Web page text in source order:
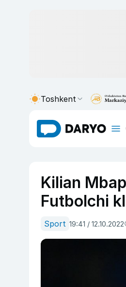
Toshkent
Kilian
Futbolchi
Sport 19:41 / 12.10.2022